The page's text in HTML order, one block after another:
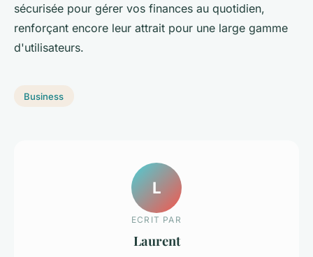
sécurisée pour gérer vos finances au quotidien,
renforçant encore leur attrait pour une large gamme
d'utilisateurs.
Business
L
ECRIT PAR
Laurent